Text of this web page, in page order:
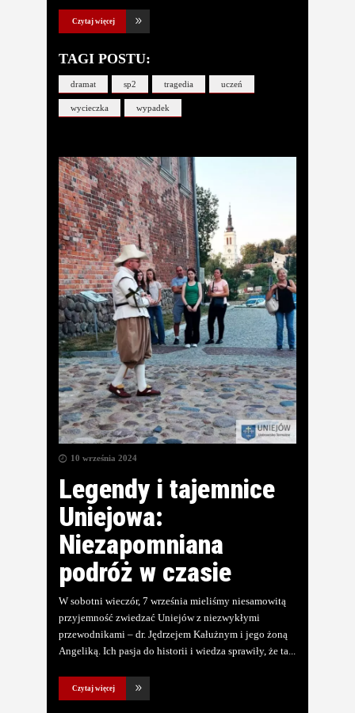
Czytaj więcej
TAGI POSTU:
dramat sp2 tragedia uczeń
wycieczka wypadek
10 września 2024
Legendy i tajemnice
Uniejowa:
Niezapomniana
podróż w czasie
W sobotni wieczór, 7 września mieliśmy niesamowitą
przyjemność zwiedzać Uniejów z niezwykłymi
przewodnikami – dr. Jędrzejem Kałużnym i jego żoną
Angeliką. Ich pasja do historii i wiedza sprawiły, że ta
Czytaj więcej